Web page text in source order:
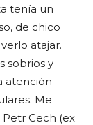
tenía un
de chico
atajar.
sobrios y
atención
Me
Cech (ex